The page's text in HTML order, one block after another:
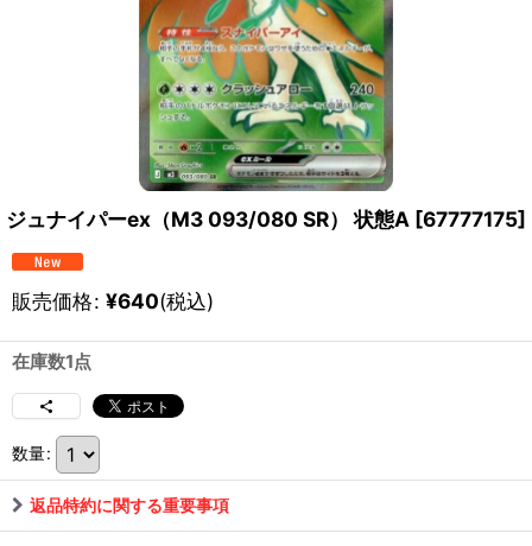
ジュナイパーex（M3 093/080 SR） 状態A [67777175]
販売価格: ¥640(税込)
在庫数1点
数量:
返品特約に関する重要事項